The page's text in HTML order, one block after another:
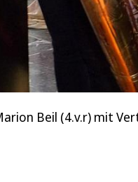
Beil (4.v.r) mit